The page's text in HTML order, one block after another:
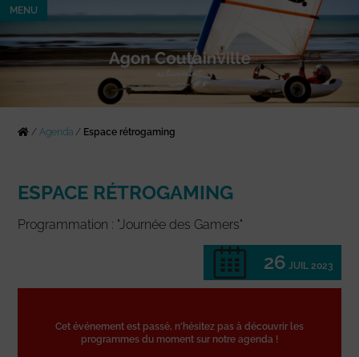
MENU
/Agenda / Espace rétrogaming
ESPACE RÉTROGAMING
Programmation : "Journée des Gamers"
26 JUIL 2023
Cet événement est passé, n'hésitez pas à découvrir les
programmes du moment sur notre agenda !